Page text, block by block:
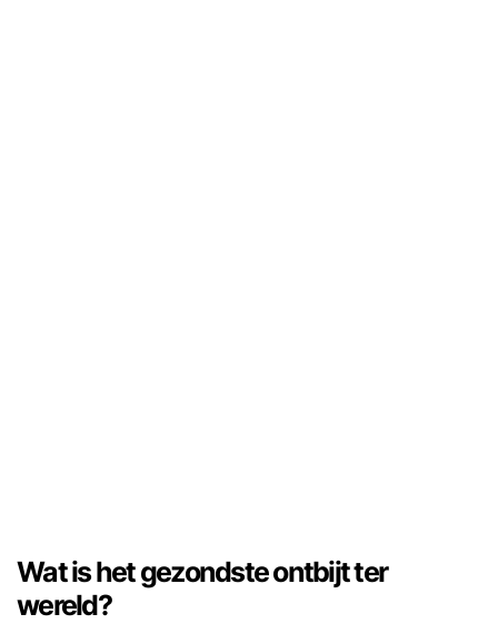
Wat is het gezondste ontbijt ter
wereld?